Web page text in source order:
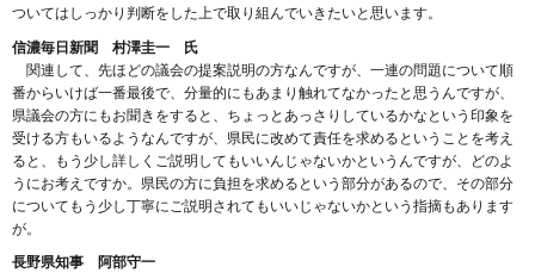
ついてはしっかり判断をした上で取り組んでいきたいと思います。
信濃毎日新聞 村澤圭一 氏
関連して、先ほどの議会の提案説明の方なんですが、一連の問題について順
番からいけば一番最後で、分量的にもあまり触れてなかったと思うんですが、
県議会の方にもお聞きをすると、ちょっとあっさりしているかなという印象を
受ける方もいるようなんですが、県民に改めて責任を求めるということを考え
ると、もう少し詳しくご説明してもいいんじゃないかというんですが、どのよ
うにお考えですか。県民の方に負担を求めるという部分があるので、その部分
についてもう少し丁寧にご説明されてもいいじゃないかという指摘もあります
が。
長野県知事 阿部守一